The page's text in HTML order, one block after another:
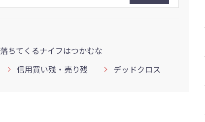
落ちてくるナイフはつかむな
信用買い残・売り残 デッドクロス